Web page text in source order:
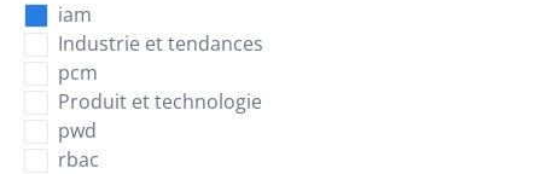
iam
Industrie et tendances
pcm
Produit et technologie
pwd
rbac